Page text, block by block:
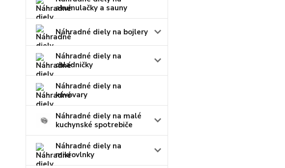
akumulačky a sauny
Náhradné diely na bojlery
Náhradné diely na
chladničky
Náhradné diely na
kávovary
Náhradné diely na malé
kuchynské spotrebiče
Náhradné diely na
mikrovlnky